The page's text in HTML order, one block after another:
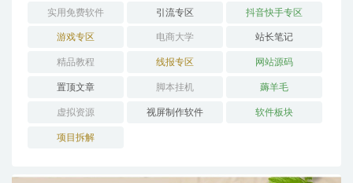
实用免费软件 引流专区 抖音快手专区
游戏专区 电商大学 站长笔记
精品教程 线报专区 网站源码
置顶文章 脚本挂机 薅羊毛
虚拟资源 视屏制作软件 软件板块
项目拆解